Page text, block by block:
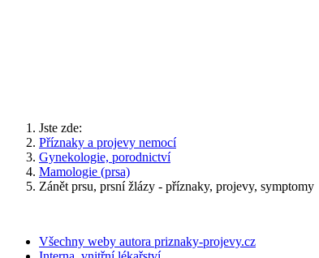
Jste zde:
Příznaky a projevy nemocí
Gynekologie, porodnictví
Mamologie (prsa)
Zánět prsu, prsní žlázy - příznaky, projevy, symptomy
Všechny weby autora priznaky-projevy.cz